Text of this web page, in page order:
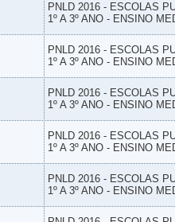
PNLD 2016 - ESCOLAS
1º A 3º ANO - ENSINO
PNLD 2016 - ESCOLAS
1º A 3º ANO - ENSINO
PNLD 2016 - ESCOLAS
1º A 3º ANO - ENSINO
PNLD 2016 - ESCOLAS
1º A 3º ANO - ENSINO
PNLD 2016 - ESCOLAS
1º A 3º ANO - ENSINO